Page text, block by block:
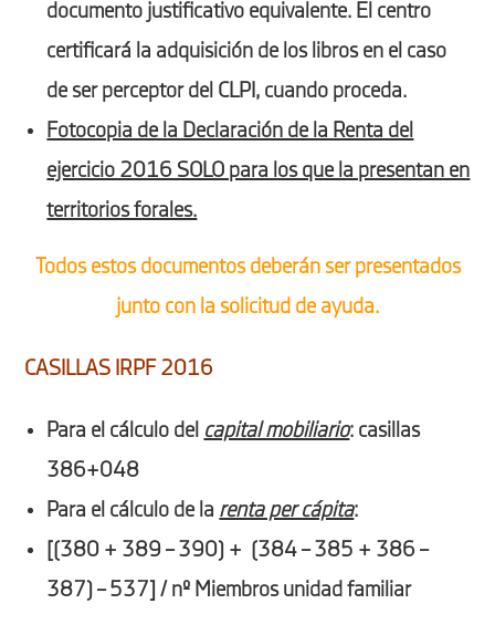
documento justificativo equivalente. El centro
certificará la adquisición de los libros en el caso
de ser perceptor del CLPI, cuando proceda.
Fotocopia de la Declaración de la Renta del
ejercicio 2016 SOLO para los que la presentan en
territorios forales.
Todos estos documentos deberán ser presentados
junto con la solicitud de ayuda.
CASILLAS IRPF 2016
Para el cálculo del capital mobiliario: casillas
386+048
Para el cálculo de la renta per cápita:
[(380 + 389 – 390) + (384 – 385 + 386 –
387) – 537] / nº Miembros unidad familiar